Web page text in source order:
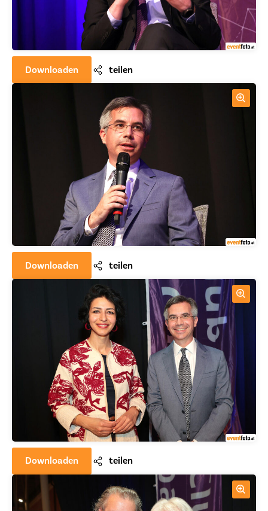
Downloaden teilen
Downloaden teilen
Downloaden teilen